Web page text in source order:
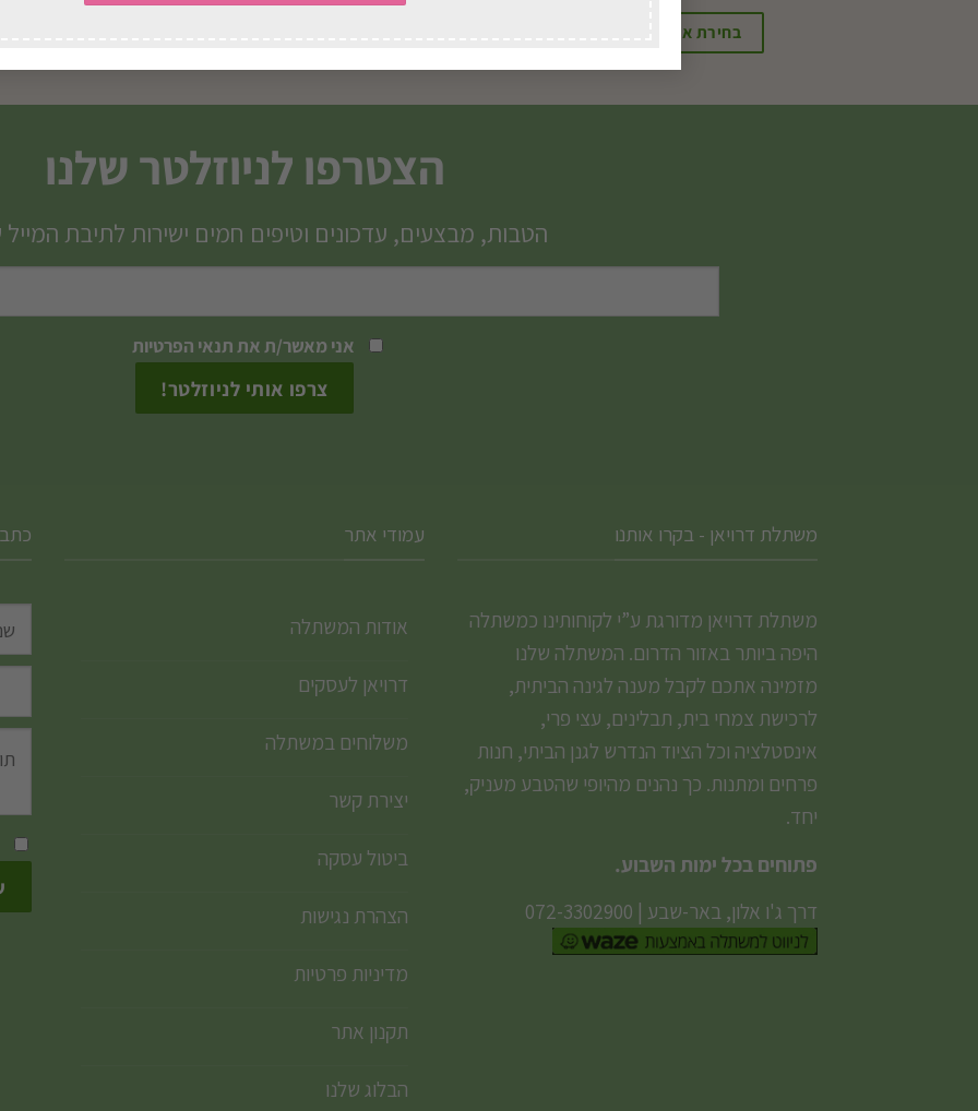
בחירת אפשרויות
הצטרפו לניוזלטר שלנו
הטבות, מבצעים, עדכונים וטיפים חמים ישירות לתיבת
אני מאשר/ת אתתנאי הפרטיות
משתלת דרויאן - בקרו אותנו
משתלת דרויאן מדורגת ע”י לקוחותינו כמשתלה
היפה ביותר באזור הדרום. המשתלה שלנו
מזמינה אתכם לקבל מענה לגינה הביתית,
לרכישת צמחי בית, תבלינים, עצי פרי,
אינסטלציה וכל הציוד הנדרש לגנן הביתי, חנות
פרחים ומתנות. כך נהנים מהיופי שהטבע מעניק,
יחד.
פתוחים בכל ימות השבוע.
דרך ג'ו אלון, באר-שבע |
072-3302900
עמודי אתר
אודות המשתלה
דרויאן לעסקים
משלוחים במשתלה
יצירת קשר
ביטול עסקה
הצהרת נגישות
מדיניות פרטיות
תקנון אתר
הבלוג שלנו